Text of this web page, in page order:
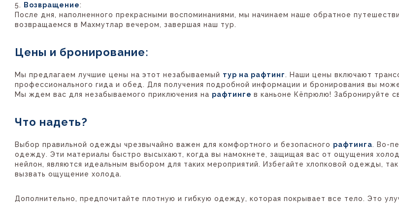
Возвращение:
После дня, наполненного прекрасными воспоминаниями, мы начинаем наше обратное
возвращаемся в Махмутлар вечером, завершая наш тур.
Цены и бронирование:
Мы предлагаем лучшие цены на этот незабываемый тур на рафтинг. Наши цены включают
профессионального гида и обед. Для получения подробной информации и бронирования вы
Мы ждем вас для незабываемого приключения на рафтинге в каньоне Кёпрюлю! Забронируйте
Что надеть?
Выбор правильной одежды чрезвычайно важен для комфортного и безопасного рафтинга. Во-
одежду. Эти материалы быстро высыхают, когда вы намокнете, защищая вас от ощущения
нейлон, являются идеальным выбором для таких мероприятий. Избегайте хлопковой одежды,
вызвать ощущение холода.
Дополнительно, предпочитайте плотную и гибкую одежду, которая покрывает все тело. Это